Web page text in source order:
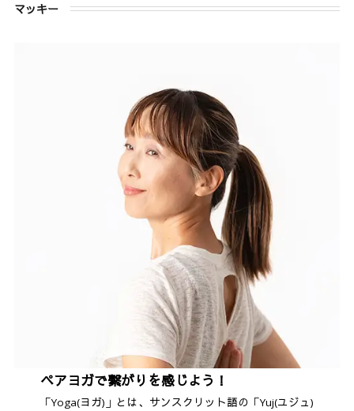
マッキー
ペアヨガで繋がりを感じよう！
「Yoga(ヨガ)」とは、サンスクリット語の「Yuj(ユジュ)